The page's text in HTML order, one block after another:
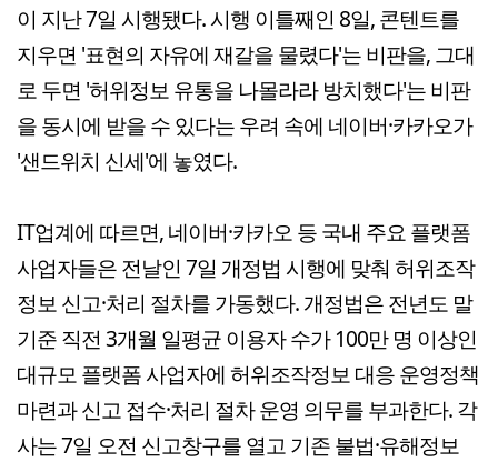
이 지난 7일 시행됐다. 시행 이틀째인 8일, 콘텐트를
지우면 '표현의 자유에 재갈을 물렸다'는 비판을, 그대
로 두면 '허위정보 유통을 나몰라라 방치했다'는 비판
을 동시에 받을 수 있다는 우려 속에 네이버·카카오가
'샌드위치 신세'에 놓였다.
IT업계에 따르면, 네이버·카카오 등 국내 주요 플랫폼
사업자들은 전날인 7일 개정법 시행에 맞춰 허위조작
정보 신고·처리 절차를 가동했다. 개정법은 전년도 말
기준 직전 3개월 일평균 이용자 수가 100만 명 이상인
대규모 플랫폼 사업자에 허위조작정보 대응 운영정책
마련과 신고 접수·처리 절차 운영 의무를 부과한다. 각
사는 7일 오전 신고창구를 열고 기존 불법·유해정보